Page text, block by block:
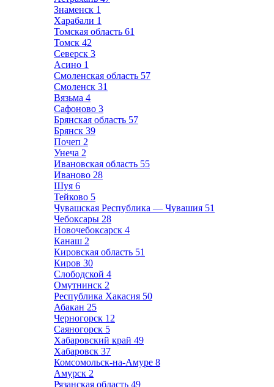
Знаменск 1
Харабали 1
Томская область 61
Томск 42
Северск 3
Асино 1
Смоленская область 57
Смоленск 31
Вязьма 4
Сафоново 3
Брянская область 57
Брянск 39
Почеп 2
Унеча 2
Ивановская область 55
Иваново 28
Шуя 6
Тейково 5
Чувашская Республика — Чувашия 51
Чебоксары 28
Новочебоксарск 4
Канаш 2
Кировская область 51
Киров 30
Слободской 4
Омутнинск 2
Республика Хакасия 50
Абакан 25
Черногорск 12
Саяногорск 5
Хабаровский край 49
Хабаровск 37
Комсомольск-на-Амуре 8
Амурск 2
Рязанская область 49